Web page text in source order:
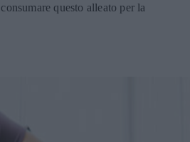
questo alleato per la